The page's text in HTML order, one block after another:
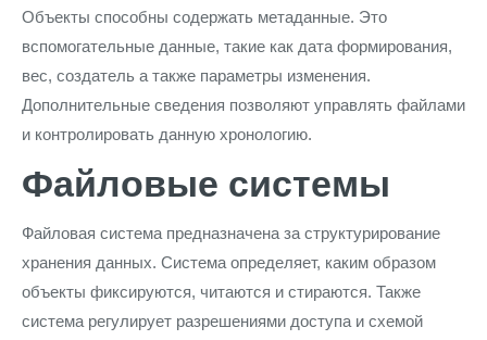
Объекты способны содержать метаданные. Это
вспомогательные данные, такие как дата формирования,
вес, создатель а также параметры изменения.
Дополнительные сведения позволяют управлять файлами
и контролировать данную хронологию.
Файловые системы
Файловая система предназначена за структурирование
хранения данных. Система определяет, каким образом
объекты фиксируются, читаются и стираются. Также
система регулирует разрешениями доступа и схемой